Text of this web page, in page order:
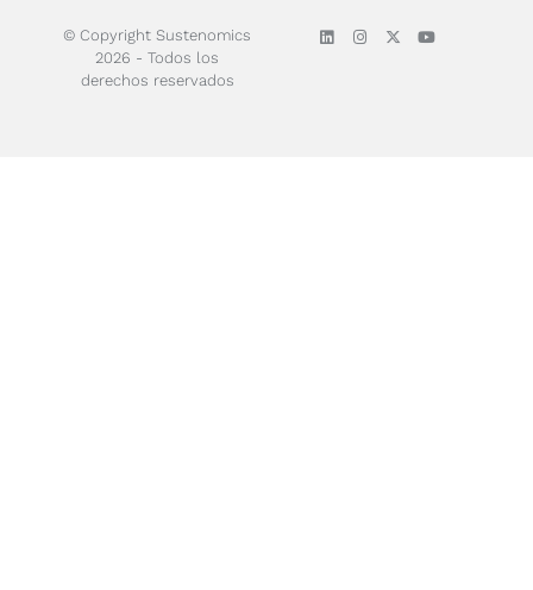
© Copyright Sustenomics
2026 - Todos los
derechos reservados